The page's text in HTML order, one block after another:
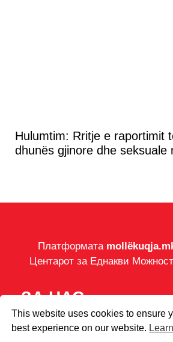
Hulumtim: Rritje e raportimit
dhunës gjinore dhe seksuale
Платформата
Центарот за Еднакви
ЗА НАС
ЗА НАС
ИМПРЕСУМ
This website uses cookies to ensure
best experience on our website.